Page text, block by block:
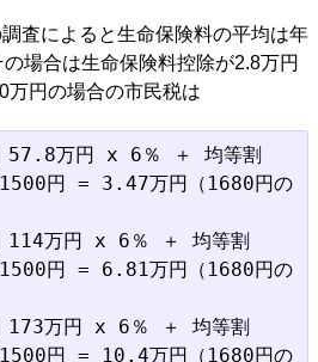
査によると生命保険料の平均は年
場合は生命保険料控除が2.8万円
万円の場合の市民税は
57.8万円 x 6％ ＋ 均等割
円 = 3.47万円（1680円の
114万円 x 6％ ＋ 均等割
円 = 6.81万円（1680円の
173万円 x 6％ ＋ 均等割
円 = 10.4万円（1680円の